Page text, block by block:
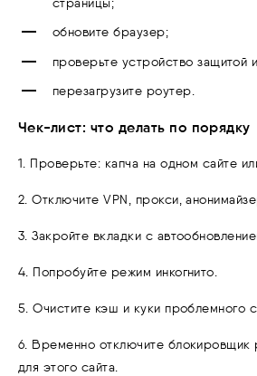
обновите браузер;
проверьте устройство защитой
перезагрузите роутер.
Чек-лист: что делать по порядку
1. Проверьте: капча на одном сайте
2. Отключите VPN, прокси,
3. Закройте вкладки с
4. Попробуйте режим инкогнито.
5. Очистите кэш и куки проблемного
6. Временно отключите блокировщик
для этого сайта.